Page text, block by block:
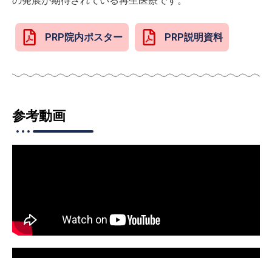
PRP院内ポスター PRP説明資料
参考動画